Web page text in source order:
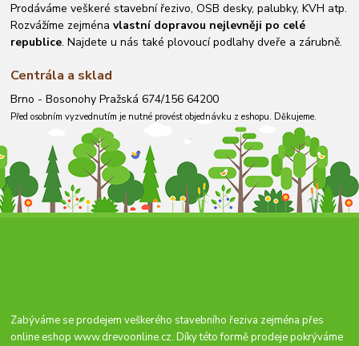
Prodáváme veškeré stavební řezivo, OSB desky, palubky, KVH atp.
Rozvážíme zejménavlastní dopravou nejlevněji po celé
republice. Najdete u nás také plovoucí podlahy dveře a zárubně.
Centrála a sklad
Brno - Bosonohy Pražská 674/156 64200
Před osobním vyzvednutím je nutné provést objednávku z eshopu. Děkujeme.
Zabýváme se prodejem veškerého stavebního řeziva zejména přes
online eshopwww.drevoonline.cz. Díky této formě prodeje pokrýváme